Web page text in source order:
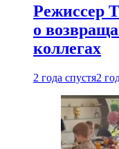
Режиссер
о
коллегах
2 года спустя2